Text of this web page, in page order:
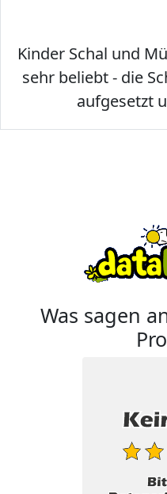
Kinder Schal und
sehr beliebt - die
aufgesetzt
Was sagen